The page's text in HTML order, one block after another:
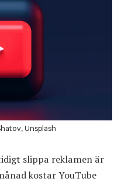
Unsplash
slippa reklamen är
kostar YouTube